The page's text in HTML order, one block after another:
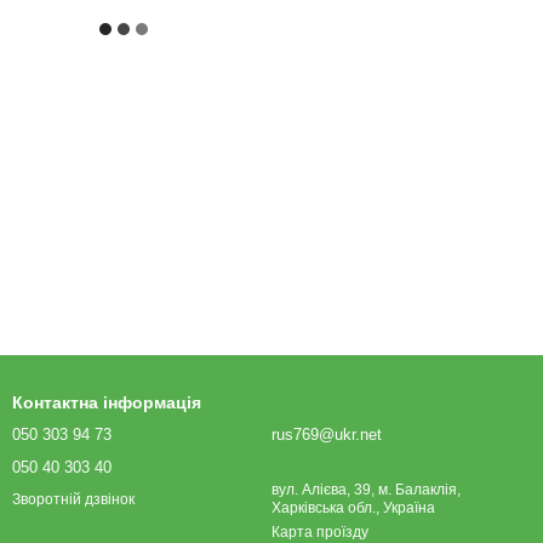
Контактна інформація
050 303 94 73
050 40 303 40
Зворотній дзвінок
rus769@ukr.net
вул. Алієва, 39, м. Балаклія,
Харківська обл., Україна
Карта проїзду